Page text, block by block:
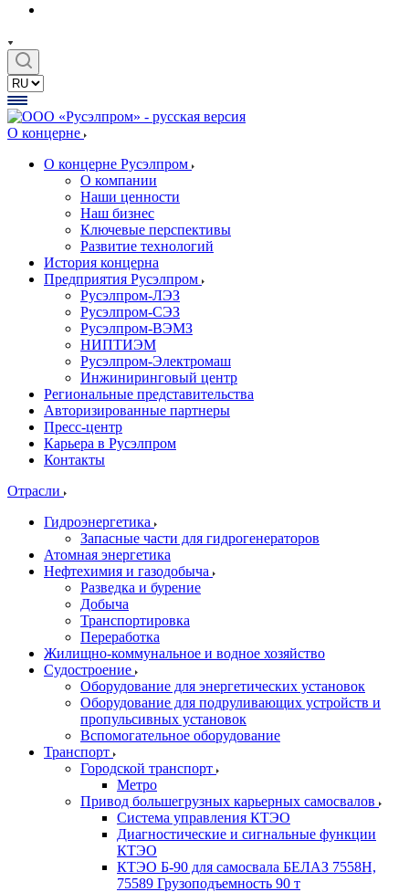
О концерне
О концерне Русэлпром
О компании
Наши ценности
Наш бизнес
Ключевые перспективы
Развитие технологий
История концерна
Предприятия Русэлпром
Русэлпром-ЛЭЗ
Русэлпром-СЭЗ
Русэлпром-ВЭМЗ
НИПТИЭМ
Русэлпром-Электромаш
Инжиниринговый центр
Региональные представительства
Авторизированные партнеры
Пресс-центр
Карьера в Русэлпром
Контакты
Отрасли
Гидроэнергетика
Запасные части для гидрогенераторов
Атомная энергетика
Нефтехимия и газодобыча
Разведка и бурение
Добыча
Транспортировка
Переработка
Жилищно-коммунальное и водное хозяйство
Судостроение
Оборудование для энергетических установок
Оборудование для подруливающих устройств и
пропульсивных установок
Вспомогательное оборудование
Транспорт
Городской транспорт
Метро
Привод большегрузных карьерных самосвалов
Система управления КТЭО
Диагностические и сигнальные функции
КТЭО
КТЭО Б-90 для самосвала БЕЛАЗ 7558H,
75589 Грузоподъемность 90 т